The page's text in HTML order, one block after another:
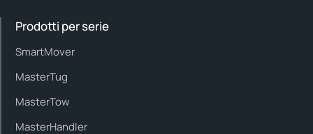
Prodotti per serie
SmartMover
MasterTug
MasterTow
MasterHandler